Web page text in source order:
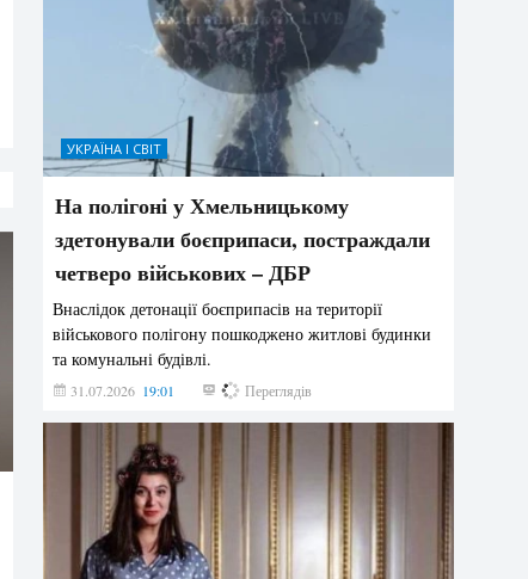
УКРАЇНА І СВІТ
На полігоні у Хмельницькому
здетонували боєприпаси, постраждали
четверо військових – ДБР
Внаслідок детонації боєприпасів на території
військового полігону пошкоджено житлові будинки
та комунальні будівлі.
31.07.2026 19:01 182 Переглядів